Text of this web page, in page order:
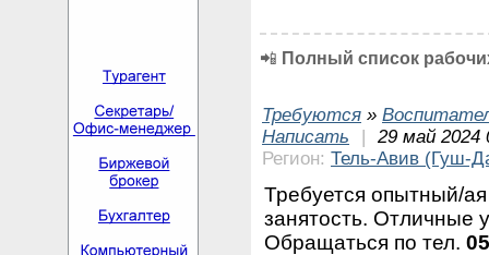
📲 Полный список
Требуются »
Написать
|
29 май 2024
Регион: Тель-Авив (Гуш-
Требуется опытный/
занятость. Отличные
Обращаться по тел.